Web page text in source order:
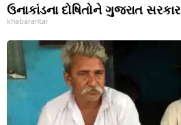
ઉનાકાંડના દોષિતોને ગુજરાત
khabarantar